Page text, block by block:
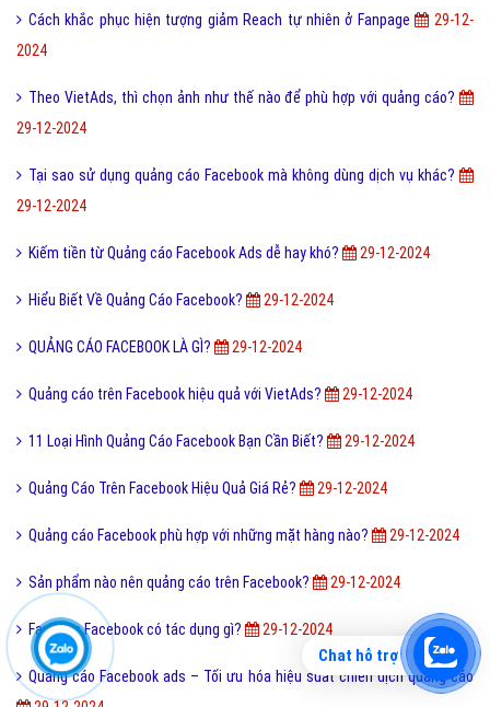
Cách khắc phục hiện tượng giảm Reach tự nhiên ở Fanpage
29-12-
2024
Theo VietAds, thì chọn ảnh như thế nào để phù hợp với quảng cáo?
29-12-2024
Tại sao sử dụng quảng cáo Facebook mà không dùng dịch vụ khác?
29-12-2024
Kiếm tiền từ Quảng cáo Facebook Ads dễ hay khó? 29-12-2024
Hiểu Biết Về Quảng Cáo Facebook? 29-12-2024
QUẢNG CÁO FACEBOOK LÀ GÌ? 29-12-2024
Quảng cáo trên Facebook hiệu quả với VietAds? 29-12-2024
11 Loại Hình Quảng Cáo Facebook Bạn Cần Biết? 29-12-2024
Quảng Cáo Trên Facebook Hiệu Quả Giá Rẻ? 29-12-2024
Quảng cáo Facebook phù hợp với những mặt hàng nào? 29-12-2024
Sản phẩm nào nên quảng cáo trên Facebook? 29-12-2024
Fanpage Facebook có tác dụng gì? 29-12-2024
Quảng cáo Facebook ads – Tối ưu hóa hiệu suất chiến dịch quảng cáo
Chat hỗ trợ